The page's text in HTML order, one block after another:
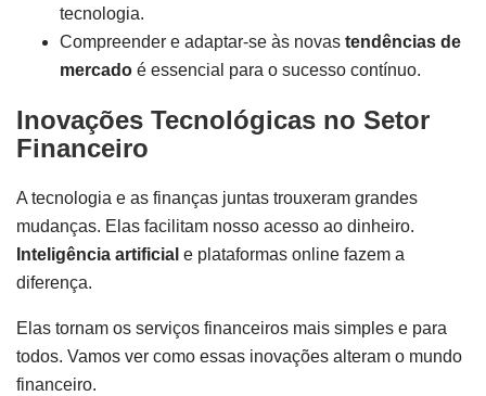
tecnologia.
Compreender e adaptar-se às novas tendências de
mercado é essencial para o sucesso contínuo.
Inovações Tecnológicas no Setor
Financeiro
A tecnologia e as finanças juntas trouxeram grandes
mudanças. Elas facilitam nosso acesso ao dinheiro.
Inteligência artificial e plataformas online fazem a
diferença.
Elas tornam os serviços financeiros mais simples e para
todos. Vamos ver como essas inovações alteram o mundo
financeiro.